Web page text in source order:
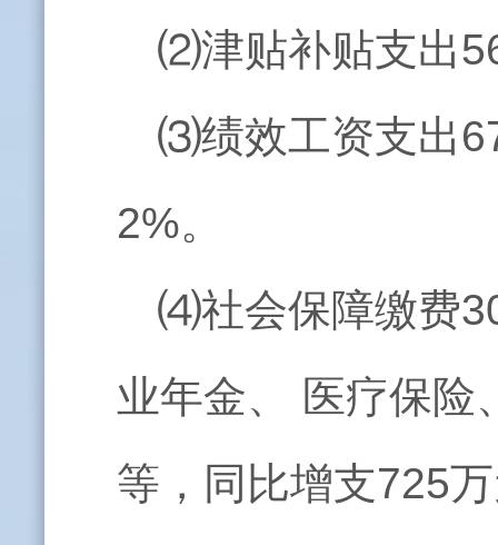
⑵津贴补贴支出
⑶绩效工资支出
2%。
⑷社会保障缴费
业年金、 医疗保险
等，同比增支725